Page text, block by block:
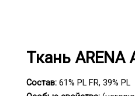
Ткань ARENA
Состав: 61% PL FR, 39% PL